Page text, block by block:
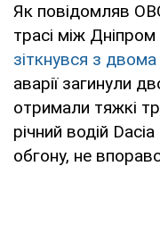
Як повідомляв
трасі між
зіткнувся з
аварії загинули
отримали тяжкі
річний водій
обгону, не